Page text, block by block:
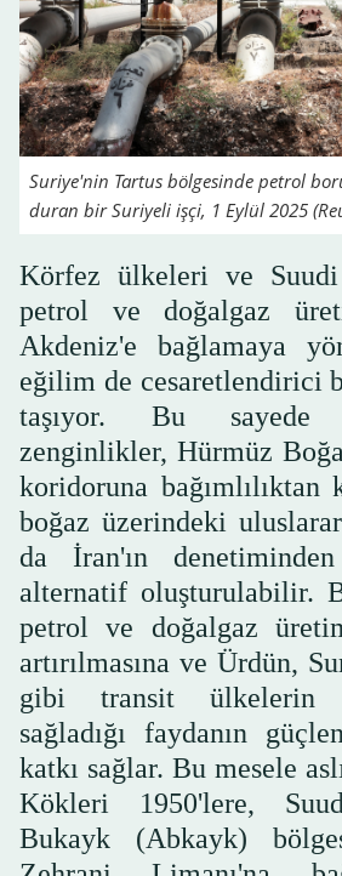
Suriye'nin Tartus bölgesinde petrol
duran bir Suriyeli işçi, 1 Eylül 2025
Körfez ülkeleri ve Suudi
petrol ve doğalgaz
Akdeniz'e bağlamaya
eğilim de cesaretlendirici
taşıyor. Bu sayede
zenginlikler, Hürmüz
koridoruna bağımlılıktan
boğaz üzerindeki
da İran'ın
alternatif oluşturulabilir.
petrol ve doğalgaz
artırılmasına ve Ürdün,
gibi transit ülkelerin
sağladığı faydanın
katkı sağlar. Bu mesele
Kökleri 1950'lere,
Bukayk (Abkayk)